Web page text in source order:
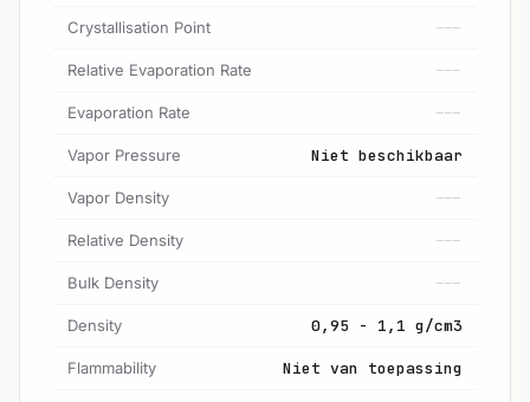
Crystallisation Point ---
Relative Evaporation Rate ---
Evaporation Rate ---
Vapor Pressure Niet beschikbaar
Vapor Density ---
Relative Density ---
Bulk Density ---
Density 0,95 - 1,1 g/cm3
Flammability Niet van toepassing